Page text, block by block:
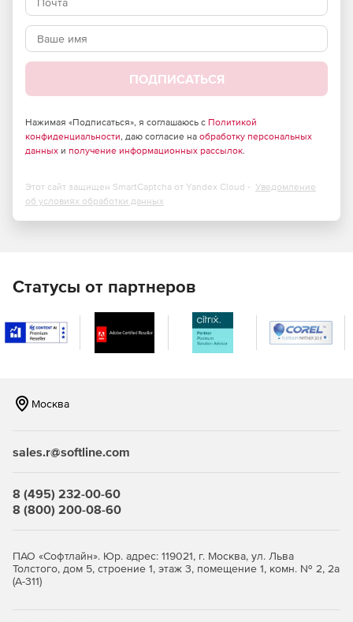
ПОДПИСАТЬСЯ
Нажимая «Подписаться», я соглашаюсь с Политикой
конфиденциальности, даю согласие на обработку персональных
данных и получение информационных рассылок.
Этот сайт защищен SmartCaptcha от Yandex Cloud - Уведомление
об условиях обработки данных
Статусы от партнеров
Москва
sales.r@softline.com
8 (495) 232-00-60
8 (800) 200-08-60
ПАО «Софтлайн». Юр. адрес: 119021, г. Москва, ул. Льва
Толстого, дом 5, строение 1, этаж 3, помещение 1, комн. № 2, 2а
(А-311)